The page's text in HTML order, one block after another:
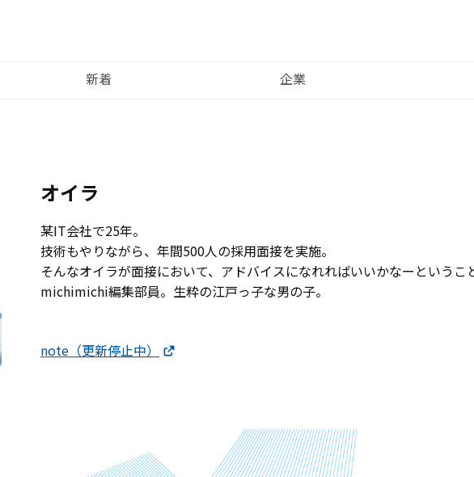
新着 企業
オイラ
某IT会社で25年。
技術もやりながら、年間500人の採用面接を実施。
そんなオイラが面接において、アドバイスになれればいいかなーというこ
michimichi編集部員。生粋の江戸っ子な男の子。
note（更新停止中）